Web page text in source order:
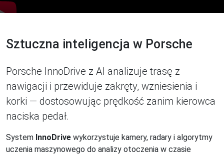
Sztuczna inteligencja w Porsche
Porsche InnoDrive z AI analizuje trasę z
nawigacji i przewiduje zakręty, wzniesienia i
korki — dostosowując prędkość zanim kierowca
naciska pedał.
System InnoDrive wykorzystuje kamery, radary i algorytmy
uczenia maszynowego do analizy otoczenia w czasie